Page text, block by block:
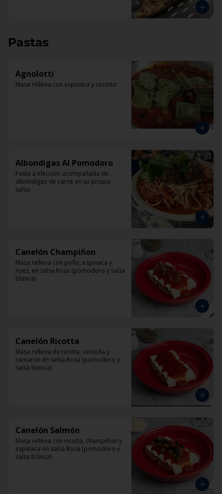
Pastas
Agnolotti
Masa rellena con espinaca y rocotta
Albondigas Al Pomodoro
Pasta a elección acompañada de
albondigas de carne en su propia
salsa.
Canelón Champiñon
Masa rellena con pollo, espinaca y
nuez, en salsa Rosa (pomodoro y salsa
blanca)
Canelón Ricotta
Masa rellena de ricotta, centolla y
camarón en salsa Rosa (pomodoro y
salsa blanca)
Canelón Salmón
Masa rellena con ricotta, champiñon y
espinaca en salsa Rosa (pomodoro y
salsa blanca)